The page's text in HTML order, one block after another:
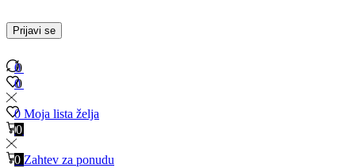
Prijavi se
0
0
0
0
0 Moja lista želja
0
0
0 Zahtev za ponudu